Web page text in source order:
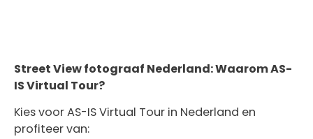
Street View fotograaf Nederland: Waarom AS-
IS Virtual Tour?
Kies voor AS-IS Virtual Tour in Nederland en
profiteer van: